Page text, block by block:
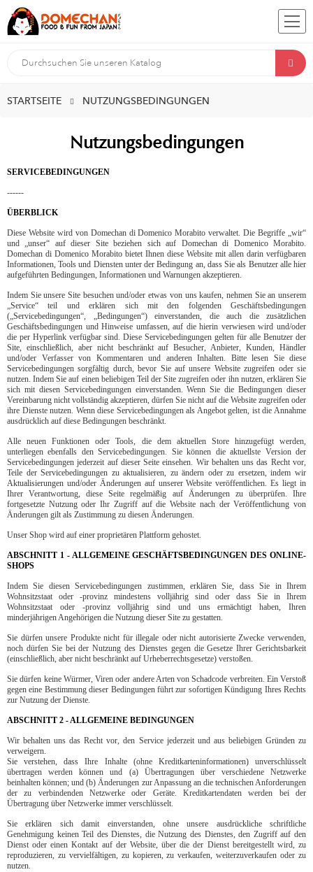
STARTSEITE NUTZUNGSBEDINGUNGEN
Nutzungsbedingungen
SERVICEBEDINGUNGEN
------
ÜBERBLICK
Diese Website wird von Domechan di Domenico Morabito verwaltet. Die Begriffe „wir“
und „unser“ auf dieser Site beziehen sich auf Domechan di Domenico Morabito.
Domechan di Domenico Morabito bietet Ihnen diese Website mit allen darin verfügbaren
Informationen, Tools und Diensten unter der Bedingung an, dass Sie als Benutzer alle hier
aufgeführten Bedingungen, Informationen und Warnungen akzeptieren.
Indem Sie unsere Site besuchen und/oder etwas von uns kaufen, nehmen Sie an unserem
„Service“ teil und erklären sich mit den folgenden Geschäftsbedingungen
(„Servicebedingungen“, „Bedingungen“) einverstanden, die auch die zusätzlichen
Geschäftsbedingungen und Hinweise umfassen, auf die hierin verwiesen wird und/oder
die per Hyperlink verfügbar sind. Diese Servicebedingungen gelten für alle Benutzer der
Site, einschließlich, aber nicht beschränkt auf Besucher, Anbieter, Kunden, Händler
und/oder Verfasser von Kommentaren und anderen Inhalten. Bitte lesen Sie diese
Servicebedingungen sorgfältig durch, bevor Sie auf unsere Website zugreifen oder sie
nutzen. Indem Sie auf einen beliebigen Teil der Site zugreifen oder ihn nutzen, erklären Sie
sich mit diesen Servicebedingungen einverstanden. Wenn Sie die Bedingungen dieser
Vereinbarung nicht vollständig akzeptieren, dürfen Sie nicht auf die Website zugreifen oder
ihre Dienste nutzen. Wenn diese Servicebedingungen als Angebot gelten, ist die Annahme
ausdrücklich auf diese Bedingungen beschränkt.
Alle neuen Funktionen oder Tools, die dem aktuellen Store hinzugefügt werden,
unterliegen ebenfalls den Servicebedingungen. Sie können die aktuellste Version der
Servicebedingungen jederzeit auf dieser Seite einsehen. Wir behalten uns das Recht vor,
Teile der Servicebedingungen zu aktualisieren, zu ändern oder zu ersetzen, indem wir
Aktualisierungen und/oder Änderungen auf unserer Website veröffentlichen. Es liegt in
Ihrer Verantwortung, diese Seite regelmäßig auf Änderungen zu überprüfen. Ihre
fortgesetzte Nutzung oder Ihr Zugriff auf die Website nach der Veröffentlichung von
Änderungen gilt als Zustimmung zu diesen Änderungen.
Unser Shop wird auf einer proprietären Plattform gehostet.
ABSCHNITT 1 - ALLGEMEINE GESCHÄFTSBEDINGUNGEN DES ONLINE-
SHOPS
Indem Sie diesen Servicebedingungen zustimmen, erklären Sie, dass Sie in Ihrem
Wohnsitzstaat oder -provinz mindestens volljährig sind oder dass Sie in Ihrem
Wohnsitzstaat oder -provinz volljährig sind und uns ermächtigt haben, Ihren
minderjährigen Angehörigen die Nutzung dieser Site zu gestatten.
Sie dürfen unsere Produkte nicht für illegale oder nicht autorisierte Zwecke verwenden,
noch dürfen Sie bei der Nutzung des Dienstes gegen die Gesetze Ihrer Gerichtsbarkeit
(einschließlich, aber nicht beschränkt auf Urheberrechtsgesetze) verstoßen.
Sie dürfen keine Würmer, Viren oder andere Arten von Schadcode verbreiten. Ein Verstoß
gegen eine Bestimmung dieser Bedingungen führt zur sofortigen Kündigung Ihres Rechts
zur Nutzung der Dienste.
ABSCHNITT 2 - ALLGEMEINE BEDINGUNGEN
Wir behalten uns das Recht vor, den Service jederzeit und aus beliebigen Gründen zu
verweigern.
Sie verstehen, dass Ihre Inhalte (ohne Kreditkarteninformationen) unverschlüsselt
übertragen werden können und (a) Übertragungen über verschiedene Netzwerke
beinhalten können; und (b) Änderungen zur Anpassung an die technischen Anforderungen
der zu verbindenden Netzwerke oder Geräte. Kreditkartendaten werden bei der
Übertragung über Netzwerke immer verschlüsselt.
Sie erklären sich damit einverstanden, ohne unsere ausdrückliche schriftliche
Genehmigung keinen Teil des Dienstes, die Nutzung des Dienstes, den Zugriff auf den
Dienst oder einen Kontakt auf der Website, über die der Dienst bereitgestellt wird, zu
reproduzieren, zu vervielfältigen, zu kopieren, zu verkaufen, weiterzuverkaufen oder zu
nutzen.